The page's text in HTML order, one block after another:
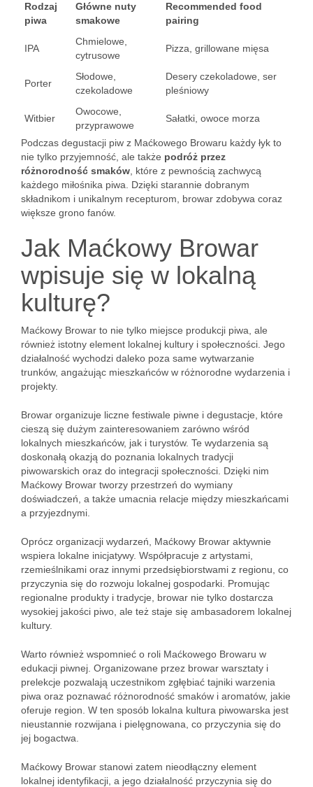
Rodzaj
piwa
Główne nuty
smakowe
Recommended food
pairing
IPA
Chmielowe,
cytrusowe
Pizza, grillowane mięsa
Porter
Słodowe,
czekoladowe
Desery czekoladowe, ser
pleśniowy
Witbier
Owocowe,
przyprawowe
Sałatki, owoce morza
Podczas degustacji piw z Maćkowego Browaru każdy łyk to
nie tylko przyjemność, ale także podróż przez
różnorodność smaków , które z pewnością zachwycą
każdego miłośnika piwa. Dzięki starannie dobranym
składnikom i unikalnym recepturom, browar zdobywa coraz
większe grono fanów.
Jak Maćkowy Browar
wpisuje się w lokalną
kulturę?
Maćkowy Browar to nie tylko miejsce produkcji piwa, ale
również istotny element lokalnej kultury i społeczności. Jego
działalność wychodzi daleko poza same wytwarzanie
trunków, angażując mieszkańców w różnorodne wydarzenia i
projekty.
Browar organizuje liczne festiwale piwne i degustacje, które
cieszą się dużym zainteresowaniem zarówno wśród
lokalnych mieszkańców, jak i turystów. Te wydarzenia są
doskonałą okazją do poznania lokalnych tradycji
piwowarskich oraz do integracji społeczności. Dzięki nim
Maćkowy Browar tworzy przestrzeń do wymiany
doświadczeń, a także umacnia relacje między mieszkańcami
a przyjezdnymi.
Oprócz organizacji wydarzeń, Maćkowy Browar aktywnie
wspiera lokalne inicjatywy. Współpracuje z artystami,
rzemieślnikami oraz innymi przedsiębiorstwami z regionu, co
przyczynia się do rozwoju lokalnej gospodarki. Promując
regionalne produkty i tradycje, browar nie tylko dostarcza
wysokiej jakości piwo, ale też staje się ambasadorem lokalnej
kultury.
Warto również wspomnieć o roli Maćkowego Browaru w
edukacji piwnej. Organizowane przez browar warsztaty i
prelekcje pozwalają uczestnikom zgłębiać tajniki warzenia
piwa oraz poznawać różnorodność smaków i aromatów, jakie
oferuje region. W ten sposób lokalna kultura piwowarska jest
nieustannie rozwijana i pielęgnowana, co przyczynia się do
jej bogactwa.
Maćkowy Browar stanowi zatem nieodłączny element
lokalnej identyfikacji, a jego działalność przyczynia się do